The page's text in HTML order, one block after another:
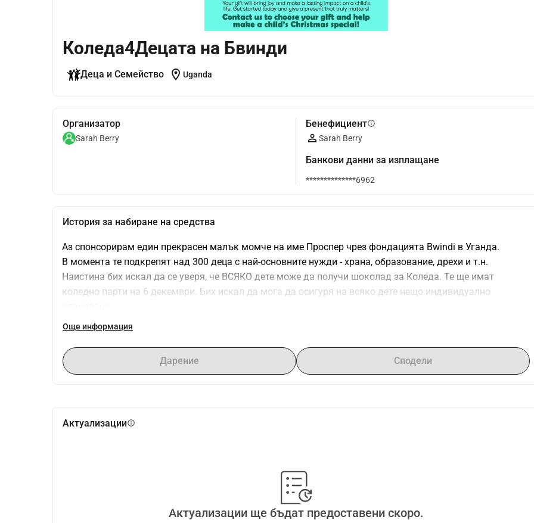
Коледа4Децата на Бвинди
Деца и Семейство location_on Uganda
Организатор
Sarah Berry
Бенефициентinfo
Sarah Berry
Банкови данни за изплащане
**************6962
История за набиране на средства
Аз спонсорирам един прекрасен малък момче на име Проспер чрез фондацията Bwindi в Уганда.
В момента те подкрепят над 300 деца с най-основните нужди - храна, образование, дрехи и т.н.
Наистина бих искал да се уверя, че ВСЯКО дете може да получи шоколад за Коледа. Те ще имат
коледно парти на 6 декември. Бих искал да мога да осигуря на всяко дете нещо индивидуално
Ако можете да направите това възможно, ще бъда толкова, толкова благодарен на вас.
Още информация
Дарение Сподели
Актуализацииinfo
Актуализации ще бъдат предоставени скоро.